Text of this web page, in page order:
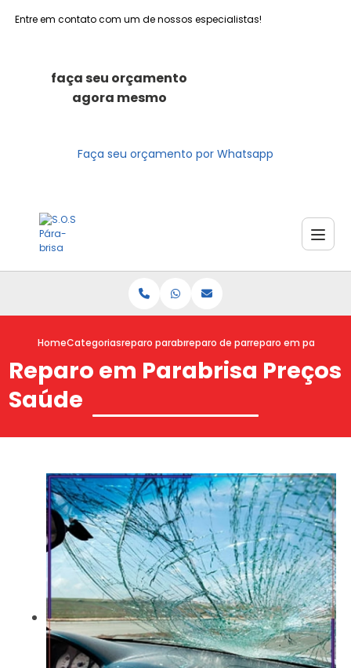
Entre em contato com um de nossos especialistas!
faça seu orçamento
agora mesmo
Faça seu orçamento por Whatsapp
HomeCategoriasreparo parabrisasreparo de parabrisa trincado
reparo em parabrisa
Reparo em Parabrisa Preços
Saúde